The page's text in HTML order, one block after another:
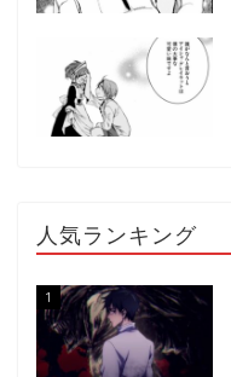
人気ランキング
1